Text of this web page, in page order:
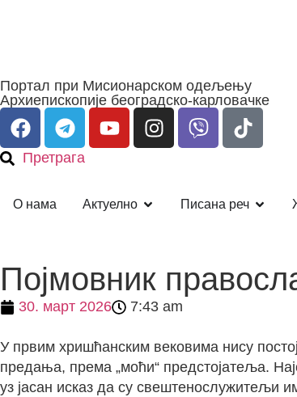
Портал при Мисионарском одељењу
Архиепископије београдско-карловачке
Претрага
О нама Актуелно Писана реч
Појмовник
30. март 2026 7:43 am
У првим хришћанским вековима нису
предања, према „моћи“ предстојатеља.
уз јасан исказ да су свештенослужитељи